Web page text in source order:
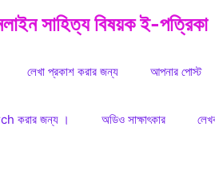
সাহিত্য বিষয়ক ই-পত্রিকা
লেখা প্রকাশ করার জন্য আপনার পোস্ট
করার জন্য । অডিও সাক্ষাৎকার